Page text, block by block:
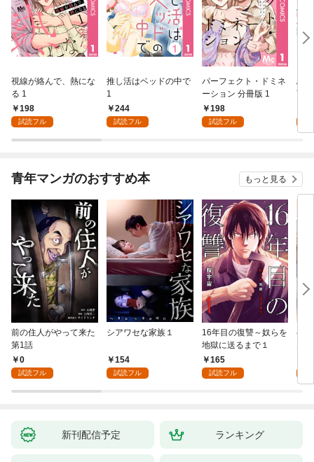
視線が絡んで、熱にな
る 1
198
試読フル
推し活はベッドの中で
1
244
試読フル
パーフェクト・ドミネ
ーション 分冊版 1
198
試読フル
ふ
言
青年マンガのおすすめ本 もっと見る
前の住人がやって来た
第1話
0
試読フル
シアワセな家族１
154
試読フル
16年目の復讐～奴らを
地獄に送るまで１
165
試読フル
ベ
新刊配信予定 ランキング